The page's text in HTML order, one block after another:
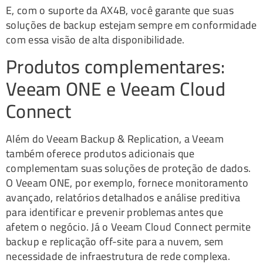
E, com o suporte da AX4B, você garante que suas
soluções de backup estejam sempre em conformidade
com essa visão de alta disponibilidade.
Produtos complementares:
Veeam ONE e Veeam Cloud
Connect
Além do Veeam Backup & Replication, a Veeam
também oferece produtos adicionais que
complementam suas soluções de proteção de dados.
O Veeam ONE, por exemplo, fornece monitoramento
avançado, relatórios detalhados e análise preditiva
para identificar e prevenir problemas antes que
afetem o negócio. Já o Veeam Cloud Connect permite
backup e replicação off-site para a nuvem, sem
necessidade de infraestrutura de rede complexa.